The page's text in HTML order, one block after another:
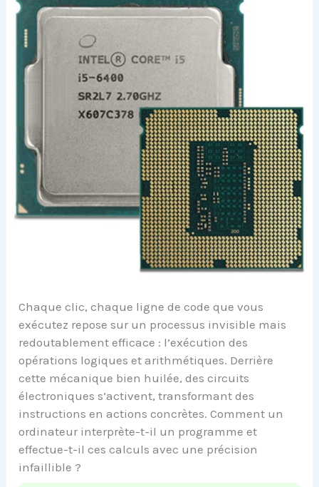
Chaque clic, chaque ligne de code que vous
exécutez repose sur un processus invisible mais
redoutablement efficace : l’exécution des
opérations logiques et arithmétiques. Derrière
cette mécanique bien huilée, des circuits
électroniques s’activent, transformant des
instructions en actions concrètes. Comment un
ordinateur interprète-t-il un programme et
effectue-t-il ces calculs avec une précision
infaillible ?